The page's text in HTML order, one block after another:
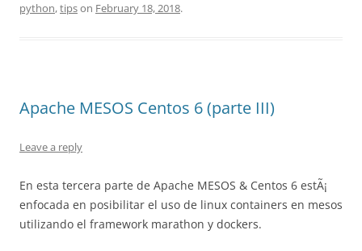
python,tipson February 18, 2018.
Apache MESOS Centos 6 (parte III)
Leave a reply
En esta tercera parte de Apache MESOS & Centos 6 estÃ¡
enfocada en posibilitar el uso de linux containers en mesos
utilizando el framework marathon y dockers.